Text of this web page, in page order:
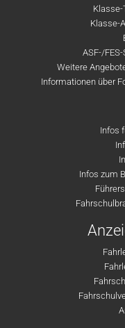
Klasse-
Klasse-
ASF-/
Weitere
Informationen über
Infos
Infos zum